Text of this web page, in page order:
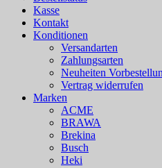
Kasse
Kontakt
Konditionen
Versandarten
Zahlungsarten
Neuheiten
Vertrag widerrufen
Marken
ACME
BRAWA
Brekina
Busch
Heki